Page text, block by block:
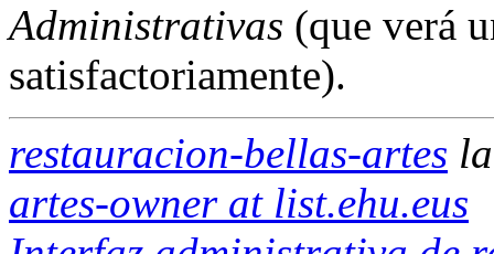
Administrativas (que verá
satisfactoriamente).
restauracion-bellas-artes
artes-owner at list.ehu.eus